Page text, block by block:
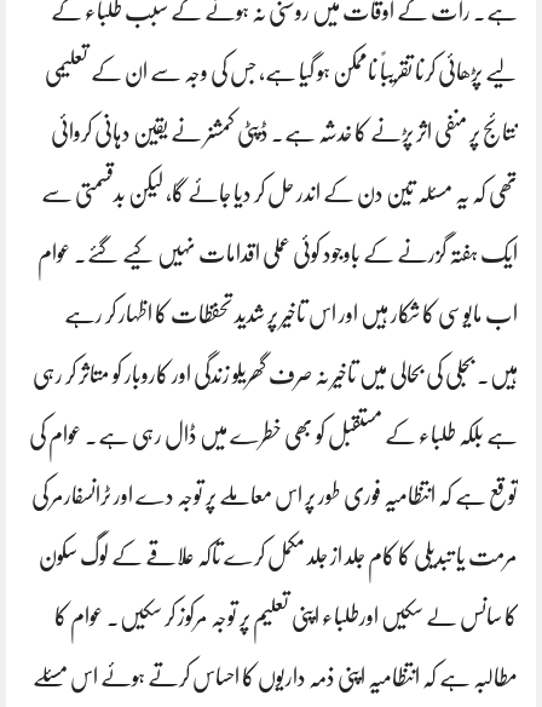
ہے۔ رات کے اوقات میں روشنی نہ ہونے کے سبب طلباء کے
لیے پڑھائی کرنا تقریباً ناممکن ہو گیا ہے، جس کی وجہ سے ان کے تعلیمی
نتائج پر منفی اثر پڑنے کا خدشہ ہے۔ ڈپٹی کمشنر نے یقین دہانی کروائی
تھی کہ یہ مسئلہ تین دن کے اندر حل کر دیا جائے گا، لیکن بدقسمتی سے
ایک ہفتہ گزرنے کے باوجود کوئی عملی اقدامات نہیں کیے گئے۔ عوام
اب مایوسی کا شکار ہیں اور اس تاخیر پر شدید تحفظات کا اظہار کر رہے
ہیں۔ بجلی کی بحالی میں تاخیر نہ صرف گھریلو زندگی اور کاروبار کو متاثر کر رہی
ہے بلکہ طلباء کے مستقبل کو بھی خطرے میں ڈال رہی ہے۔ عوام کی
توقع ہے کہ انتظامیہ فوری طور پر اس معاملے پر توجہ دے اور ٹرانسفارمر کی
مرمت یا تبدیلی کا کام جلد از جلد مکمل کرے تاکہ علاقے کے لوگ سکون
کا سانس لے سکیں اورطلباء اپنی تعلیم پر توجہ مرکوز کر سکیں۔ عوام کا
مطالبہ ہے کہ انتظامیہ اپنی ذمہ داریوں کا احساس کرتے ہوئے اس مسئلے